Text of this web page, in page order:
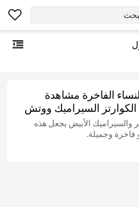
الفاخرة مشاهدة
السيراميك ووتش
والسيراميك الأبيض يجعل هذه
فاخرة وجميلة.